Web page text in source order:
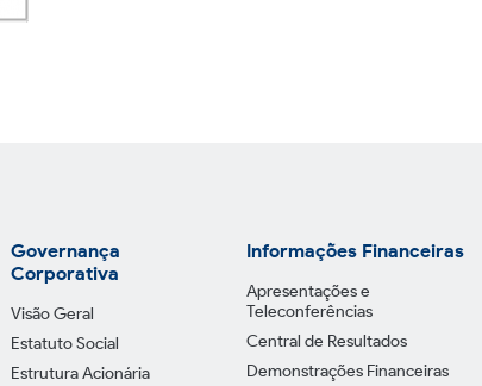
Governança
Corporativa
Visão Geral
Estatuto Social
Estrutura Acionária
Informações Financeiras
Apresentações e
Teleconferências
Central de Resultados
Demonstrações Financeiras